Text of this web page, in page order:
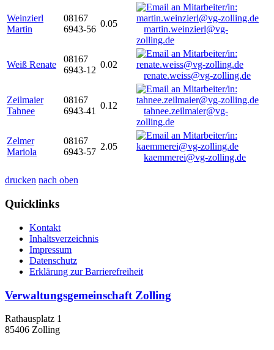
Weinzierl
Martin
08167
6943-56
0.05
martin.weinzierl@vg-
zolling.de
Weiß Renate
08167
6943-12
0.02
renate.weiss@vg-zolling.de
Zeilmaier
Tahnee
08167
6943-41
0.12
tahnee.zeilmaier@vg-
zolling.de
Zelmer
Mariola
08167
6943-57
2.05
kaemmerei@vg-zolling.de
drucken nach oben
Quicklinks
Kontakt
Inhaltsverzeichnis
Impressum
Datenschutz
Erklärung zur Barrierefreiheit
Verwaltungsgemeinschaft Zolling
Rathausplatz 1
85406 Zolling